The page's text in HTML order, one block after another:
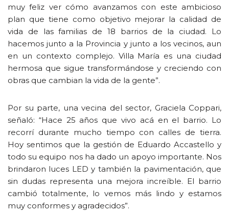
muy feliz ver cómo avanzamos con este ambicioso
plan que tiene como objetivo mejorar la calidad de
vida de las familias de 18 barrios de la ciudad. Lo
hacemos junto a la Provincia y junto a los vecinos, aun
en un contexto complejo. Villa María es una ciudad
hermosa que sigue transformándose y creciendo con
obras que cambian la vida de la gente”.
Por su parte, una vecina del sector, Graciela Coppari,
señaló: “Hace 25 años que vivo acá en el barrio. Lo
recorrí durante mucho tiempo con calles de tierra.
Hoy sentimos que la gestión de Eduardo Accastello y
todo su equipo nos ha dado un apoyo importante. Nos
brindaron luces LED y también la pavimentación, que
sin dudas representa una mejora increíble. El barrio
cambió totalmente, lo vemos más lindo y estamos
muy conformes y agradecidos”.